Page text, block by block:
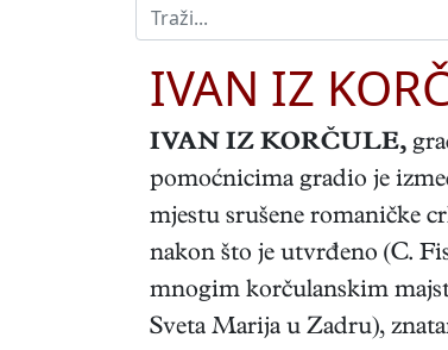
IVAN IZ
IVAN IZ KORČULE,
pomoćnicima gradio je
mjestu srušene romaničke
nakon što je utvrđeno (C.
mnogim korčulanskim
Sveta Marija u Zadru),